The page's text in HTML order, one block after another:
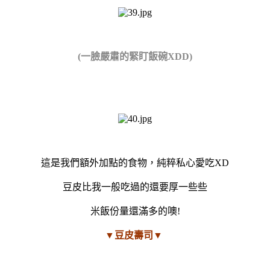
(一臉嚴肅的緊盯飯碗XDD)
這是我們額外加點的食物，純粹私心愛吃XD
豆皮比我一般吃過的還要厚一些些
米飯份量還滿多的噢!
▼豆皮壽司▼